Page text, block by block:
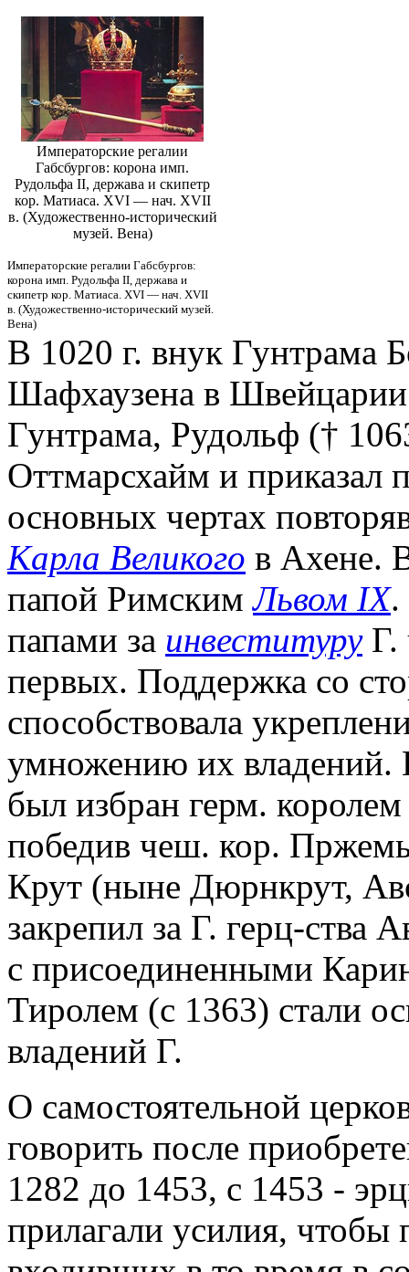
Императорские регалии
Габсбургов: корона имп.
Рудольфа II, держава и скипетр
кор. Матиаса. XVI — нач. XVII
в. (Художественно-исторический
музей. Вена)
Императорские регалии Габсбургов:
корона имп. Рудольфа II, держава и
скипетр кор. Матиаса. XVI — нач. XVII
в. (Художественно-исторический музей.
Вена)
В 1020 г. внук Гунтрама
Шафхаузена в
Гунтрама, Рудольф (†
Оттмарсхайм и приказал
основных чертах
Карла Великого в Ахене.
папой РимскимЛьвом IХ.
папами за инвеституруГ.
первых. Поддержка со
способствовала
умножению их владений.
был избран герм.
победив чеш. кор.
Крут (ныне Дюрнкрут,
закрепил за Г. герц-ства
с присоединенными
Тиролем (с 1363) стали
владений Г.
О самостоятельной
говорить после
1282 до 1453, с 1453 -
прилагали усилия, чтобы